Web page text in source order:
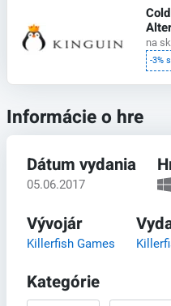
na
-3%
Informácie o hre
Dátum vydania
05.06.2017
Vývojár
Killerfish Games
Kategórie